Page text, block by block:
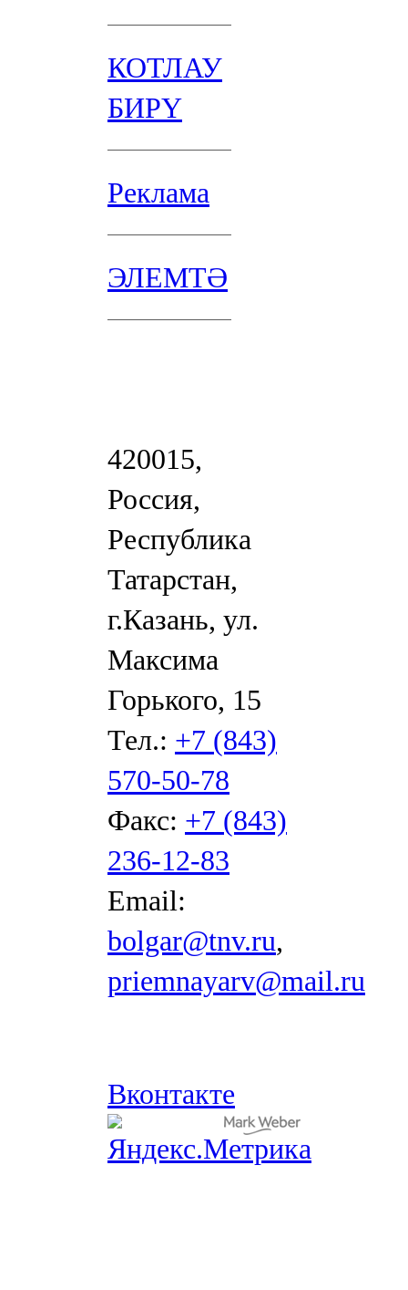
КОТЛАУ
БИРҮ
Реклама
ЭЛЕМТӘ
420015,
Россия,
Республика
Татарстан,
г.Казань, ул.
Максима
Горького, 15
Тел.: +7 (843)
570-50-78
Факс: +7 (843)
236-12-83
Email:
bolgar@tnv.ru,
priemnayarv@mail.ru
Вконтакте